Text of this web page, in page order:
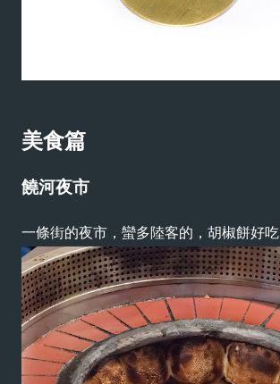
美食篇
饒河夜市
一條街的夜市，蠻多陸客的，胡椒餅好吃